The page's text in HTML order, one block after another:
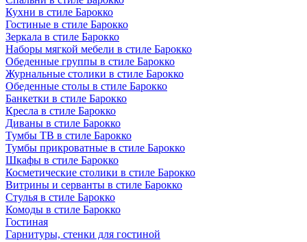
Кухни в стиле Барокко
Гостиные в стиле Барокко
Зеркала в стиле Барокко
Наборы мягкой мебели в стиле Барокко
Обеденные группы в стиле Барокко
Журнальные столики в стиле Барокко
Обеденные столы в стиле Барокко
Банкетки в стиле Барокко
Кресла в стиле Барокко
Диваны в стиле Барокко
Тумбы ТВ в стиле Барокко
Тумбы прикроватные в стиле Барокко
Шкафы в стиле Барокко
Косметические столики в стиле Барокко
Витрины и серванты в стиле Барокко
Стулья в стиле Барокко
Комоды в стиле Барокко
Гостиная
Гарнитуры, стенки для гостиной